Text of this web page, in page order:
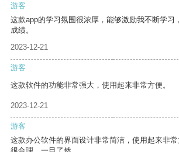
游客
这款app的学习氛围很浓厚，能够激励我不断学习
成绩。
2023-12-21
游客
这款软件的功能非常强大，使用起来非常方便。
2023-12-21
游客
这款办公软件的界面设计非常简洁，使用起来非